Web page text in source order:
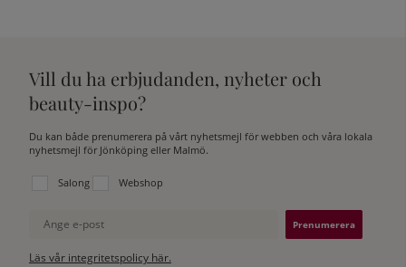
Vill du ha erbjudanden, nyheter och
beauty-inspo?
Du kan både prenumerera på vårt nyhetsmejl för webben och våra lokala
nyhetsmejl för Jönköping eller Malmö.
Välj vilken lista du vill prenumerera på:
Salong Webshop
Ange e-post
Läs vår integritetspolicy här.